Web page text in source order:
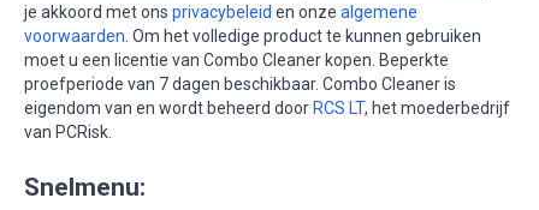
je akkoord met ons privacybeleid en onze algemene
voorwaarden . Om het volledige product te kunnen gebruiken
moet u een licentie van Combo Cleaner kopen. Beperkte
proefperiode van 7 dagen beschikbaar. Combo Cleaner is
eigendom van en wordt beheerd door RCS LT, het moederbedrijf
van PCRisk.
Snelmenu: